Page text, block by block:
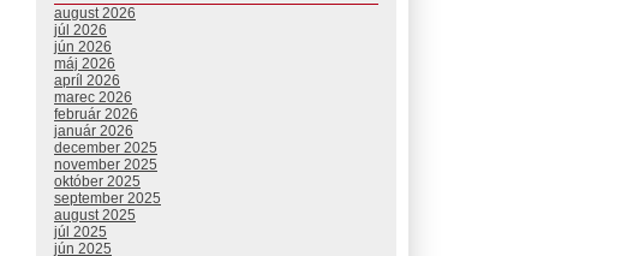
august 2026
júl 2026
jún 2026
máj 2026
apríl 2026
marec 2026
február 2026
január 2026
december 2025
november 2025
október 2025
september 2025
august 2025
júl 2025
jún 2025